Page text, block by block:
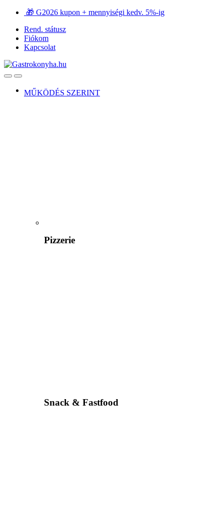
Ugrás
navigációhoz
Ugrás
tartalomra
🎁 G2026 kupon + mennyiségi kedv. 5%-ig
Rend. státusz
Fiókom
Kapcsolat
OpenClose
MŰKÖDÉS SZERINT
Pizzerie
Snack & Fastfood